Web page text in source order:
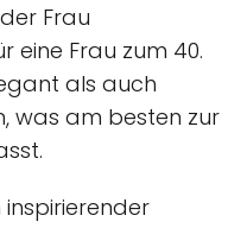
Frau
eine Frau zum 40.
als auch
was am besten zur
inspirierender